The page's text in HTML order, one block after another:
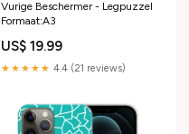
Vurige Beschermer - Legpuzzel
Formaat:A3
US$ 19.99
★★★★★ 4.4 (21 reviews)